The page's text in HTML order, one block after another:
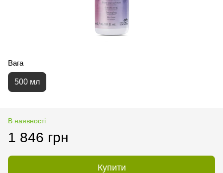
Вага
500 мл
В наявності
1 846 грн
Купити